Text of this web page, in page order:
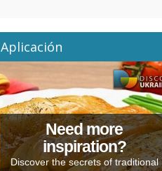
Aplicación
Need more
inspiration?
Discover the secrets of traditional